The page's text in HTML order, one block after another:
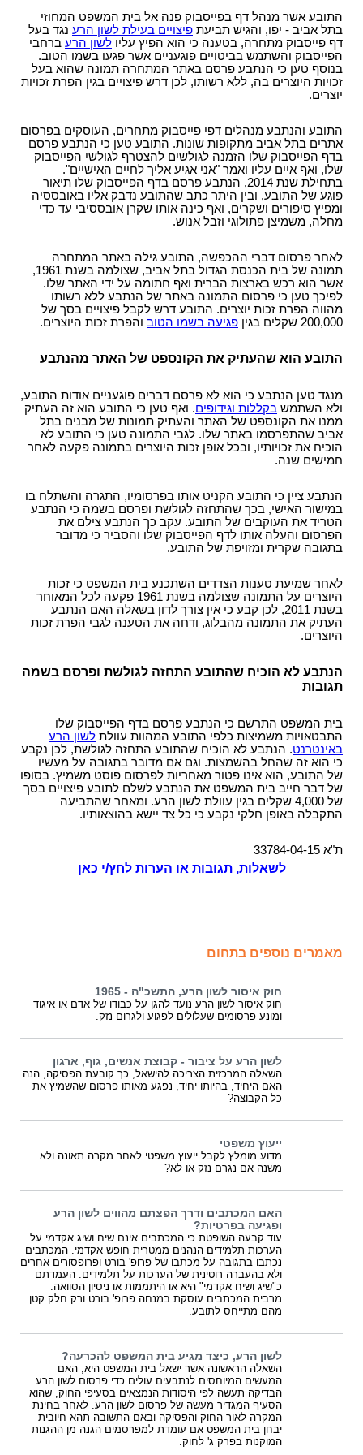
חוק הפיצויים לנפגעי תאונות דרכים
עורך דין תאונת דרכים, עברת תאונה? נשאר לבחור
עו"ד
תקנות פיצויים לנפגעי תאונות דרכים (תשלומים
תכופים)
חוק נפגעי תאונות דרכים (סיוע לבני משפחה)
ייעוץ - עורכי דין
שאלות ותשובות - נזקי גוף
תביעת פיצויים - דוגמאות
פורום אורטופדיה וכירורגיה
רשלנות רפואית- העברת נטל הראיה אל הנתבעים
רשלנות רפואית - ניתוחים
רשלנות רפואית - אבחון לקוי
רשלנות רפואית בלידה - הריון
שיתוק מוחין, פיגור שכלי, תביעת רשלנות רפואית
רשלנות רפואית- ניתוח פלסטי קוסמטי
זכויות החולה- על הזכויות שלנו בתחום הבריאות
מידע על תביעות רשלנות רפואית
תיעוד חומר רפואי - רשלנות רפואית
חוק זכויות החולה
ביטוח לאומי - תביעות פיצויים נפגעי תאונות עבודה
קצין תגמולים - בקשה לעיון נוסף
קצין תגמולים דחה את תביעתך?
נכי צה"ל וחוק הנכים, לאן?
קביעת אחוזי נכות לנפגעי משרד הביטחון - תקנות
נפגעי פעולות איבה - טרור
הלם קרב
קצין תגמולים- מידע משפטי ומדריך להגשת תביעה
מאגר חוקים| דיני צבא
נכי צה"ל - דוגמאות לתביעות נכות
קטעי עיתונות
בחירת זכויות לפי חוק הביטוח הלאומי או לפי חוק
הנכים?
תביעות תלמידים - תאונות ילדים
תאונות אופניים
תאונות אופנוע - רכב דו גלגלי
תביעת ביטוח בגין נכות מתאונה ומחלוקת בנוגע
לפרשנות חישוב הפיצוי
חיה מועדת - נשיכת כלב
רשלנות מקצועית
זכויות נפגעי עבירה| קורבנות משפט פלילי ועבירות
מין
חוק פיצוי לנפגעי פוליו, התשס"ז-2007
בדיקת החזרי מס
דואר אלקטרוני, חוק הספאם ודואר זבל, עד מתי?
צליפת שוט, פגיעות ראש, זעזוע מוח, פגיעה נפשית
דירוג עורכי דין - פרסום עורכי דין בחינם באינטרנט !
מומחה רפואי - מה תפקידו ?
התובע אשר מנהל דף בפייסבוק פנה אל בית המשפט המחוזי
בתל אביב - יפו, והגיש תביעת פיצויים בעילת לשון הרע נגד בעל
דף פייסבוק מתחרה, בטענה כי הוא הפיץ עליו לשון הרע ברחבי
הפייסבוק והשתמש בביטויים פוגעניים אשר פגעו בשמו הטוב.
בנוסף טען כי הנתבע פרסם באתר המתחרה תמונה שהוא בעל
זכויות היוצרים בה, ללא רשותו, לכן דרש פיצויים בגין הפרת זכויות
יוצרים.
התובע והנתבע מנהלים דפי פייסבוק מתחרים, העוסקים בפרסום
אתרים בתל אביב מתקופות שונות. התובע טען כי הנתבע פרסם
בדף הפייסבוק שלו הזמנה לגולשים להצטרף לגולשי הפייסבוק
שלו, ואף איים עליו ואמר "אני אגיע אליך לחיים האישיים".
בתחילת שנת 2014, הנתבע פרסם בדף הפייסבוק שלו תיאור
פוגע של התובע, ובין היתר כתב שהתובע נדבק אליו באובססיה
ומפיץ סיפורים ושקרים, ואף כינה אותו שקרן אובססיבי עד כדי
מחלה, משמיצן פתולוגי וזבל אנוש.
לאחר פרסום דברי ההכפשה, התובע גילה באתר המתחרה
תמונה של בית הכנסת הגדול בתל אביב, שצולמה בשנת 1961,
אשר הוא רכש בארצות הברית ואף חתומה על ידי האתר שלו.
לפיכך טען כי פרסום התמונה באתר של הנתבע ללא רשותו
מהווה הפרת זכות יוצרים. התובע דרש לקבל פיצויים בסך של
200,000 שקלים בגין
פגיעה בשמו הטוב והפרת זכות היוצרים.
התובע הוא שהעתיק את הקונספט של האתר מהנתבע
מנגד טען הנתבע כי הוא לא פרסם דברים פוגעניים אודות התובע,
ולא השתמש בקללות וגידופים. ואף טען כי התובע הוא זה העתיק
ממנו את הקונספט של האתר והעתיק תמונות של מבנים בתל
אביב שהתפרסמו באתר שלו. לגבי התמונה טען כי התובע לא
הוכיח את זכויותיו, ובכל אופן זכות היוצרים בתמונה פקעה לאחר
חמישים שנה.
הנתבע ציין כי התובע הקניט אותו בפרסומיו, התגרה והשתלח בו
במישור האישי, בכך שהתחזה לגולשת ופרסם בשמה כי הנתבע
הטריד את העוקבים של התובע. עקב כך הנתבע צילם את
הפרסום והעלה אותו לדף הפייסבוק שלו והסביר כי מדובר
בתגובה שקרית ומזויפת של התובע.
לאחר שמיעת טענות הצדדים השתכנע בית המשפט כי זכות
היוצרים על התמונה שצולמה בשנת 1961 פקעה לכל המאוחר
בשנת 2011, לכן קבע כי אין צורך לדון בשאלה האם הנתבע
העתיק את התמונה מהבלוג, ודחה את הטענה לגבי הפרת זכות
היוצרים.
הנתבע לא הוכיח שהתובע התחזה לגולשת ופרסם בשמה
תגובות
בית המשפט התרשם כי הנתבע פרסם בדף הפייסבוק שלו
התבטאויות משמיצות כלפי התובע המהוות עוולת לשון הרע
באינטרנט. הנתבע לא הוכיח שהתובע התחזה לגולשת, לכן נקבע
כי הוא זה שהחל בהשמצות. וגם אם מדובר בתגובה על מעשיו
של התובע, הוא אינו פטור מאחריות לפרסום פוסט משמיץ. בסופו
של דבר חייב בית המשפט את הנתבע לשלם לתובע פיצויים בסך
של 4,000 שקלים בגין עוולת לשון הרע. ומאחר שהתביעה
התקבלה באופן חלקי נקבע כי כל צד יישא בהוצאותיו.
ת"א 33784-04-15
לשאלות, תגובות או הערות לחץ/י כאן
מאמרים נוספים בתחום
חוק איסור לשון הרע, התשכ"ה - 1965
חוק איסור לשון הרע נועד להגן על כבודו של אדם או איגוד
ומונע פרסומים שעלולים לפגוע ולגרום נזק.
לשון הרע על ציבור - קבוצת אנשים, גוף, ארגון
השאלה המרכזית הצריכה להישאל, כך קובעת הפסיקה, הנה
האם היחיד, בהיותו יחיד, נפגע מאותו פרסום שהשמיץ את
כל הקבוצה?
ייעוץ משפטי
מדוע מומלץ לקבל ייעוץ משפטי לאחר מקרה תאונה ולא
משנה אם נגרם נזק או לא?
האם המכתבים ודרך הפצתם מהווים לשון הרע
ופגיעה בפרטיות?
עוד קבעה השופטת כי המכתבים אינם שיח ושיג אקדמי על
הערכות תלמידים הנהנים ממטרית חופש אקדמי. המכתבים
נכתבו בתגובה על מכתבו של פרופ' בורט ופרופסורים אחרים
ולא בהעברה רוטינית של הערכות על תלמידים. העמדתם
כ"שיג ושיח אקדמי" היא או היתממות או ניסיון הסוואה.
מרבית המכתבים עוסקת במנחה פרופ' בורט ורק חלק קטן
מהם מתייחס לתובע.
לשון הרע, כיצד מגיע בית המשפט להכרעה?
השאלה הראשונה אשר ישאל בית המשפט היא, האם
המעשים המיוחסים לנתבעים עולים כדי פרסום לשון הרע.
הבדיקה תעשה לפי היסודות הנמצאים בסעיפי החוק, שהוא
הסעיף המגדיר מעשה של פרסום לשון הרע. לאחר בחינת
המקרה לאור החוק והפסיקה ובאם התשובה תהא חיובית
יבחן בית המשפט אם עומדת למפרסמים הגנה מן ההגנות
המוקנות בפרק ג' לחוק.